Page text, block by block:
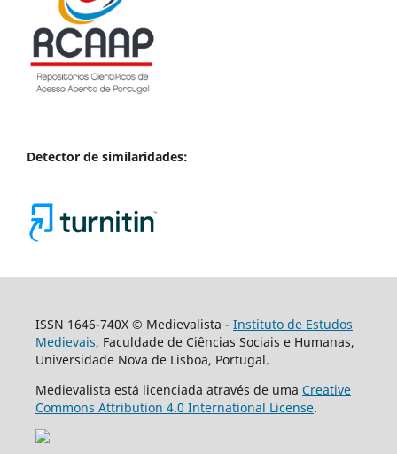
Detector de similaridades:
ISSN 1646-740X © Medievalista - Instituto de Estudos
Medievais, Faculdade de Ciências Sociais e Humanas,
Universidade Nova de Lisboa, Portugal.
Medievalista está licenciada através de uma Creative
Commons Attribution 4.0 International License.